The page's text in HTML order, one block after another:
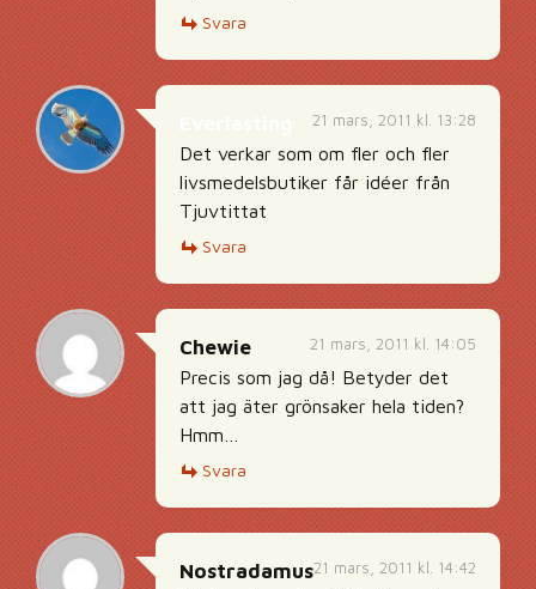
Svara
21 mars, 2011 kl. 13:28
Det verkar som om fler och fler
livsmedelsbutiker får idéer från
Tjuvtittat
Svara
21 mars, 2011 kl. 14:05
Chewie
Precis som jag då! Betyder det
att jag äter grönsaker hela tiden?
Hmm…
Svara
21 mars, 2011 kl. 14:42
Nostradamus